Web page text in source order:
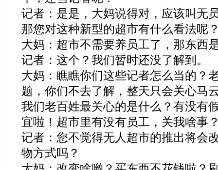
记者：是是，大妈说得对，应该叫无
那您对这种新型的超市有什么看法呢
大妈：超市不需要养员工了，那东西
记者：这个？我们暂时还没了解到。
大妈：瞧瞧你们这些记者怎么当的？
题，你们不去了解，整天只会关心马
我们老百姓最关心的是什么？有没有
宜啦！超市里有没有员工，关我啥事
记者：您不觉得无人超市的推出将会
物方式吗？